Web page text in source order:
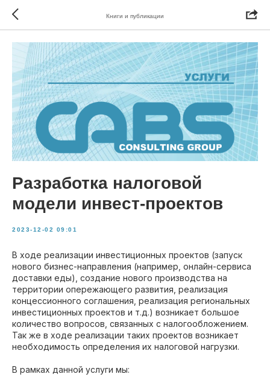
Книги и публикации
Разработка налоговой
модели инвест-проектов
2023-12-02 09:01
В ходе реализации инвестиционных проектов (запуск
нового бизнес-направления (например, онлайн-сервиса
доставки еды), создание нового производства на
территории опережающего развития, реализация
концессионного соглашения, реализация региональных
инвестиционных проектов и т.д.) возникает большое
количество вопросов, связанных с налогообложением.
Так же в ходе реализации таких проектов возникает
необходимость определения их налоговой нагрузки.
В рамках данной услуги мы: